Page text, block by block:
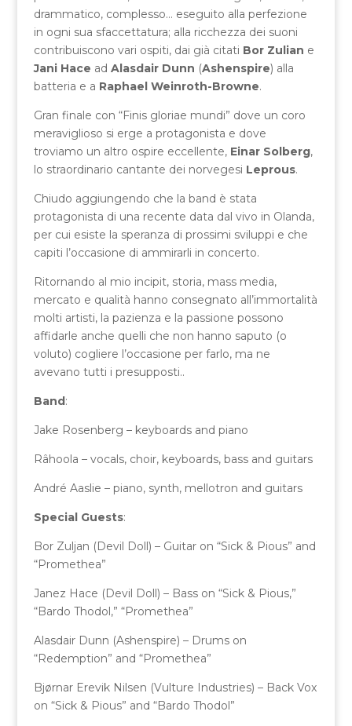
drammatico, complesso… eseguito alla perfezione
in ogni sua sfaccettatura; alla ricchezza dei suoni
contribuiscono vari ospiti, dai già citati Bor Zulian e
Jani Hace ad Alasdair Dunn (Ashenspire) alla
batteria e a Raphael Weinroth-Browne.
Gran finale con “Finis gloriae mundi” dove un coro
meraviglioso si erge a protagonista e dove
troviamo un altro ospire eccellente, Einar Solberg,
lo straordinario cantante dei norvegesi Leprous.
Chiudo aggiungendo che la band è stata
protagonista di una recente data dal vivo in Olanda,
per cui esiste la speranza di prossimi sviluppi e che
capiti l’occasione di ammirarli in concerto.
Ritornando al mio incipit, storia, mass media,
mercato e qualità hanno consegnato all’immortalità
molti artisti, la pazienza e la passione possono
affidarle anche quelli che non hanno saputo (o
voluto) cogliere l’occasione per farlo, ma ne
avevano tutti i presupposti..
Band:
Jake Rosenberg – keyboards and piano
Râhoola – vocals, choir, keyboards, bass and guitars
André Aaslie – piano, synth, mellotron and guitars
Special Guests:
Bor Zuljan (Devil Doll) – Guitar on “Sick & Pious” and
“Promethea”
Janez Hace (Devil Doll) – Bass on “Sick & Pious,”
“Bardo Thodol,” “Promethea”
Alasdair Dunn (Ashenspire) – Drums on
“Redemption” and “Promethea”
Bjørnar Erevik Nilsen (Vulture Industries) – Back Vox
on “Sick & Pious” and “Bardo Thodol”